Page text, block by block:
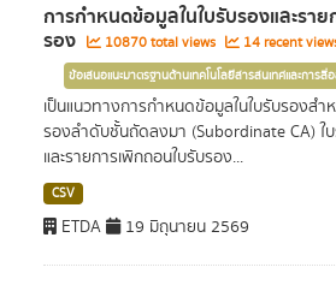
การกำหนดข้อมูลในใบรับรองและรา
รอง 10870 total views 14 recent
ข้อเสนอแนะมาตรฐานด้านเทคโนโลยีสารสนเทศและการสื่
เป็นแนวทางการกำหนดข้อมูลในใบรับรองสำ
รองลำดับชั้นถัดลงมา (Subordinate CA) ใ
และรายการเพิกถอนใบรับรอง...
CSV
ETDA 19 มิถุนายน 2569